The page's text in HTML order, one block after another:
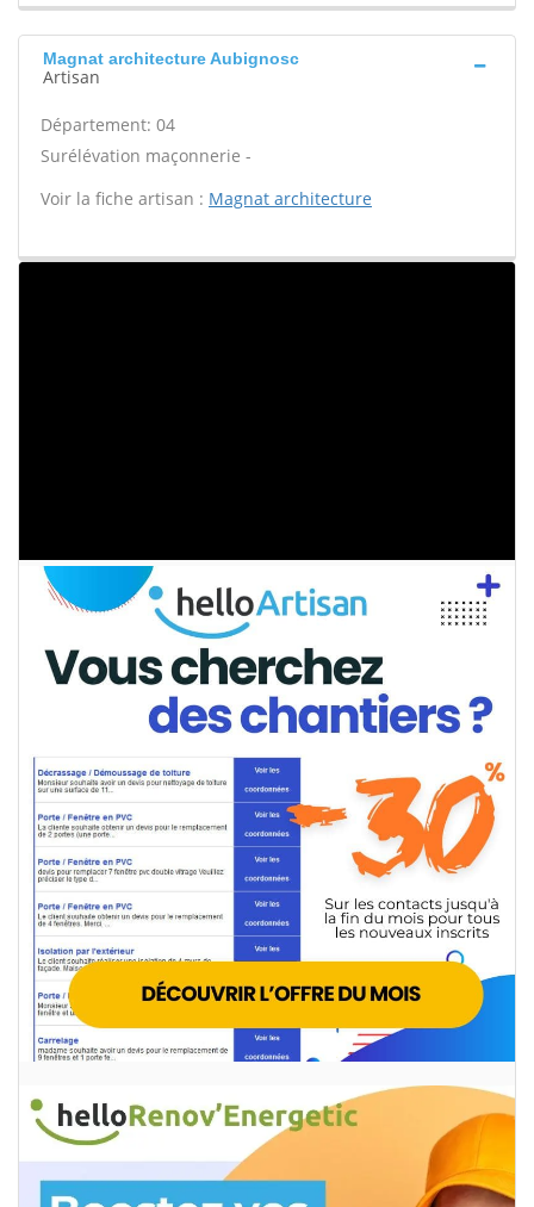
Magnat architecture Aubignosc
Artisan
Département: 04
Surélévation maçonnerie -
Voir la fiche artisan : Magnat architecture